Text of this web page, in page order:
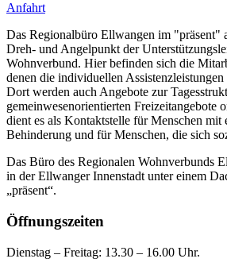
Anfahrt
Das Regionalbüro Ellwangen im "präsent"
Dreh- und Angelpunkt der
Wohnverbund. Hier befinden sich die
denen die individuellen
Dort werden auch Angebote zur
gemeinwesenorientierten Freizeitangebote
dient es als Kontaktstelle für Menschen mit
Behinderung und für Menschen, die sich
Das Büro des Regionalen Wohnverbunds
in der Ellwanger Innenstadt unter einem
„präsent“.
Öffnungszeiten
Dienstag – Freitag: 13.30 – 16.00 Uhr.